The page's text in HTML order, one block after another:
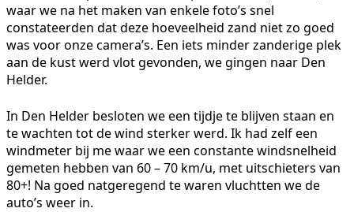
waar we na het maken van enkele foto’s snel
constateerden dat deze hoeveelheid zand niet zo goed
was voor onze camera’s. Een iets minder zanderige plek
aan de kust werd vlot gevonden, we gingen naar Den
Helder.
In Den Helder besloten we een tijdje te blijven staan en
te wachten tot de wind sterker werd. Ik had zelf een
windmeter bij me waar we een constante windsnelheid
gemeten hebben van 60 – 70 km/u, met uitschieters van
80+! Na goed natgeregend te waren vluchtten we de
auto’s weer in.